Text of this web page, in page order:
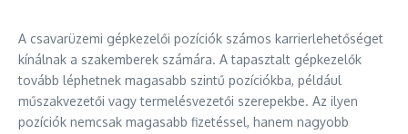
A csavarüzemi gépkezelői pozíciók számos karrierlehetőséget
kínálnak a szakemberek számára. A tapasztalt gépkezelők
tovább léphetnek magasabb szintű pozíciókba, például
műszakvezetői vagy termelésvezetői szerepekbe. Az ilyen
pozíciók nemcsak magasabb fizetéssel, hanem nagyobb